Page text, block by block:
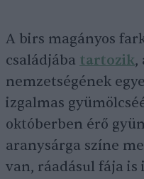
A birs magányos
családjába tartozik,
nemzetségének
izgalmas
októberben érő
aranysárga színe
van, ráadásul fája is